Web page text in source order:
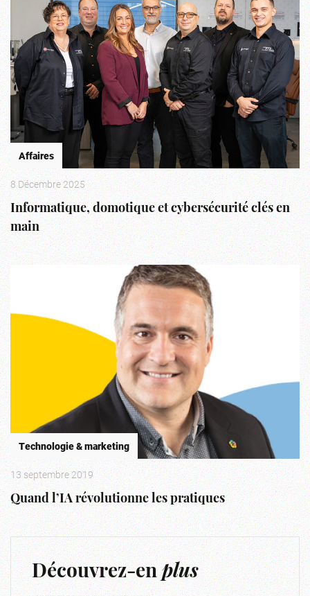
Affaires
8 Décembre 2025
Informatique, domotique et cybersécurité clés en
main
Technologie & marketing
13 septembre 2019
Quand l’IA révolutionne les pratiques
Découvrez-enplus